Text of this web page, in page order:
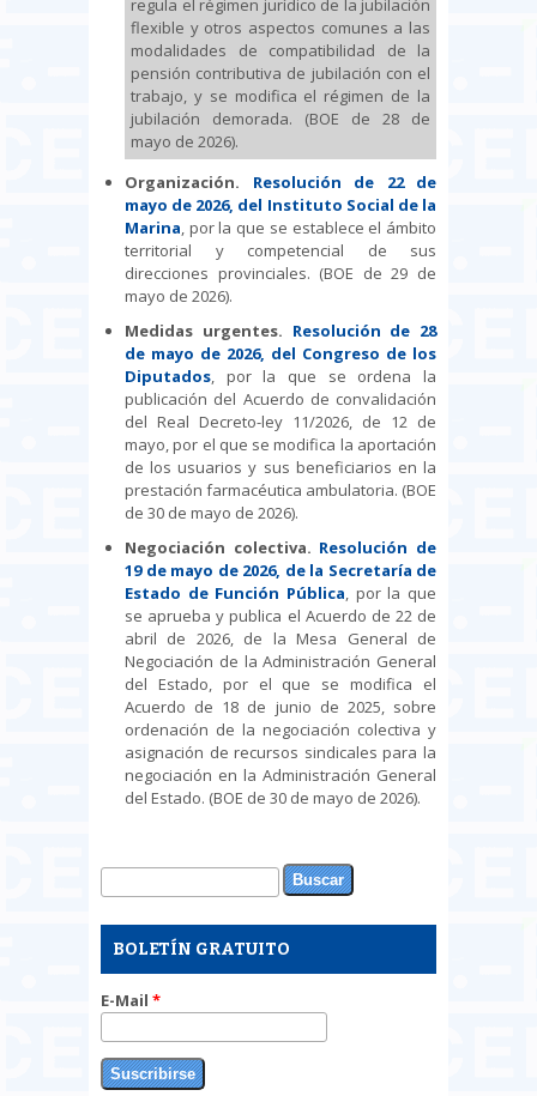
regula el régimen jurídico de la jubilación
flexible y otros aspectos comunes a las
modalidades de compatibilidad de la
pensión contributiva de jubilación con el
trabajo, y se modifica el régimen de la
jubilación demorada. (BOE de 28 de
mayo de 2026).
Organización. Resolución de 22 de
mayo de 2026, del Instituto Social de la
Marina, por la que se establece el ámbito
territorial y competencial de sus
direcciones provinciales. (BOE de 29 de
mayo de 2026).
Medidas urgentes. Resolución de 28
de mayo de 2026, del Congreso de los
Diputados, por la que se ordena la
publicación del Acuerdo de convalidación
del Real Decreto-ley 11/2026, de 12 de
mayo, por el que se modifica la aportación
de los usuarios y sus beneficiarios en la
prestación farmacéutica ambulatoria. (BOE
de 30 de mayo de 2026).
Negociación colectiva. Resolución de
19 de mayo de 2026, de la Secretaría de
Estado de Función Pública, por la que
se aprueba y publica el Acuerdo de 22 de
abril de 2026, de la Mesa General de
Negociación de la Administración General
del Estado, por el que se modifica el
Acuerdo de 18 de junio de 2025, sobre
ordenación de la negociación colectiva y
asignación de recursos sindicales para la
negociación en la Administración General
del Estado. (BOE de 30 de mayo de 2026).
Formulario de búsqueda
Buscar
BOLETÍN GRATUITO
E-Mail *